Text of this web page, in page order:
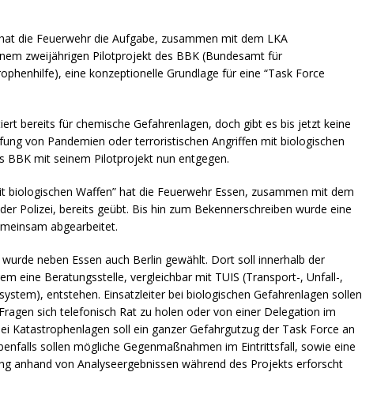
die Feuerwehr die Aufgabe, zusammen mit dem LKA
zweijährigen Pilotprojekt des BBK (Bundesamt für
eine konzeptionelle Grundlage für eine “Task Force
bereits für chemische Gefahrenlagen, doch gibt es bis jetzt keine
von Pandemien oder terroristischen Angriffen mit biologischen
BBK mit seinem Pilotprojekt nun entgegen.
biologischen Waffen” hat die Feuerwehr Essen, zusammen mit dem
Polizei, bereits geübt. Bis hin zum Bekennerschreiben wurde eine
abgearbeitet.
neben Essen auch Berlin gewählt. Dort soll innerhalb der
eine Beratungsstelle, vergleichbar mit TUIS (Transport-, Unfall-,
entstehen. Einsatzleiter bei biologischen Gefahrenlagen sollen
sich telefonisch Rat zu holen oder von einer Delegation im
Katastrophenlagen soll ein ganzer Gefahrgutzug der Task Force an
sollen mögliche Gegenmaßnahmen im Eintrittsfall, sowie eine
anhand von Analyseergebnissen während des Projekts erforscht